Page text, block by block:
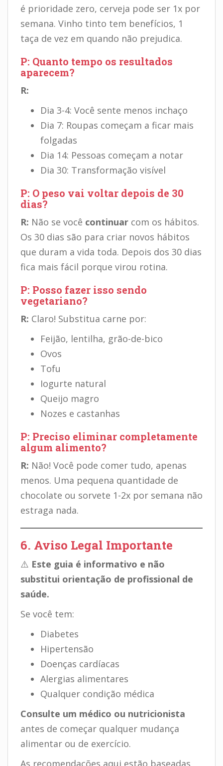
é prioridade zero, cerveja pode ser 1x por
semana. Vinho tinto tem benefícios, 1
taça de vez em quando não prejudica.
P: Quanto tempo os resultados
aparecem?
R:
Dia 3-4: Você sente menos inchaço
Dia 7: Roupas começam a ficar mais
folgadas
Dia 14: Pessoas começam a notar
Dia 30: Transformação visível
P: O peso vai voltar depois de 30
dias?
R: Não se você continuar com os hábitos.
Os 30 dias são para criar novos hábitos
que duram a vida toda. Depois dos 30 dias
fica mais fácil porque virou rotina.
P: Posso fazer isso sendo
vegetariano?
R: Claro! Substitua carne por:
Feijão, lentilha, grão-de-bico
Ovos
Tofu
Iogurte natural
Queijo magro
Nozes e castanhas
P: Preciso eliminar completamente
algum alimento?
R: Não! Você pode comer tudo, apenas
menos. Uma pequena quantidade de
chocolate ou sorvete 1-2x por semana não
estraga nada.
6. Aviso Legal Importante
⚠️ Este guia é informativo e não
substitui orientação de profissional de
saúde.
Se você tem:
Diabetes
Hipertensão
Doenças cardíacas
Alergias alimentares
Qualquer condição médica
Consulte um médico ou nutricionista
antes de começar qualquer mudança
alimentar ou de exercício.
As recomendações aqui estão baseadas